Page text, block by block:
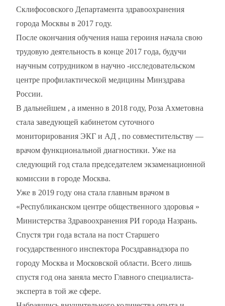
Склифосовского Департамента здравоохранения
города Москвы в 2017 году.
После окончания обучения наша героиня начала свою
трудовую деятельность в конце 2017 года, будучи
научным сотрудником в научно -исследовательском
центре профилактической медицины Минздрава
России.
В дальнейшем , а именно в 2018 году, Роза Ахметовна
стала заведующей кабинетом суточного
мониторирования ЭКГ и АД , по совместительству —
врачом функциональной диагностики. Уже на
следующий год стала председателем экзаменационной
комиссии в городе Москва.
Уже в 2019 году она стала главным врачом в
«Республиканском центре общественного здоровья »
Министерства Здравоохранения РИ города Назрань.
Спустя три года встала на пост Старшего
государственного инспектора Росздравнадзора по
городу Москва и Московской области. Всего лишь
спустя год она заняла место Главного специалиста-
эксперта в той же сфере.